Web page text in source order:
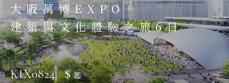
大阪萬博EXPO．
建築與文化體驗之旅6日
KIX0824 $起